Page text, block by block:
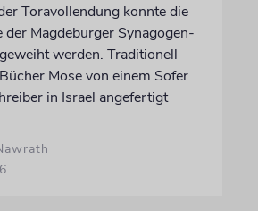
Toravollendung konnte die
der Magdeburger Synagogen-
werden. Traditionell
Mose von einem Sofer
in Israel angefertigt